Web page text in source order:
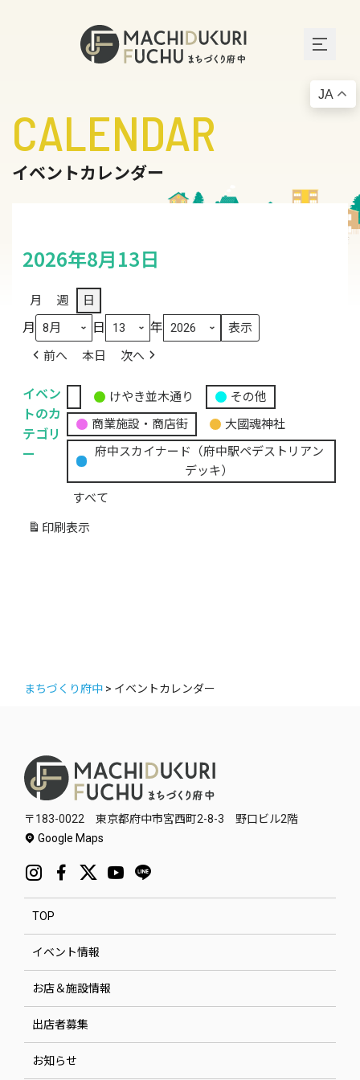
CALENDAR
イベントカレンダー
2026年8月13日
月 週 日
月 日 年
前へ 本日 次へ
イベン
トのカ
テゴリ
ー
無
題
の
カ
テ
ゴ
リ
けやき並木通り
その他
商業施設・商店街
大國魂神社
府中スカイナード（府中駅ペデストリアン
デッキ）
すべて
印刷 表示
まちづくり府中 > イベントカレンダー
〒183-0022 東京都府中市宮西町2-8-3 野口ビル2階
Google Maps
TOP
イベント情報
お店＆施設情報
出店者募集
お知らせ
JA